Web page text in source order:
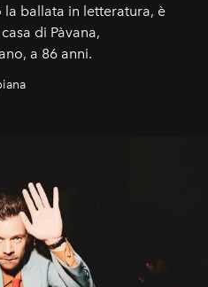
ballata in letteratura, è
di Pàvana,
a 86 anni.